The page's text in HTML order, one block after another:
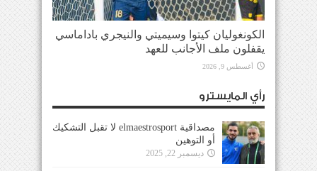
الكونغوليان كيتوا وسيميتي والنيجري باداماسي
يقفلون ملف الأجانب للعهد
أغسطس 9, 2026
رأي المايسترو
مصداقية elmaestrosport لا تقبل التشكيك
أو التوهين
ديسمبر 22, 2025